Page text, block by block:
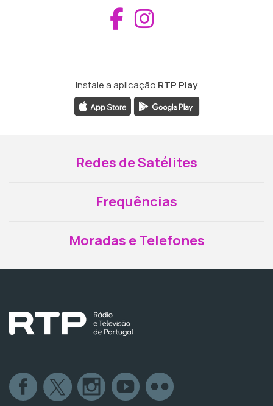
Aceder ao
Instale a aplicação RTP Play
Redes de Satélites
Frequências
Moradas e Telefones